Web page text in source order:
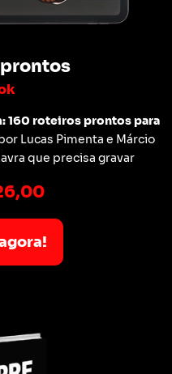
160 roteiros prontos para
Lucas Pimenta e Márcio
que precisa gravar